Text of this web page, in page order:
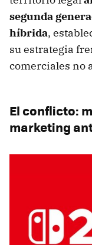
segunda
híbrida,
su estrategia
comerciales no
El conflicto:
marketing